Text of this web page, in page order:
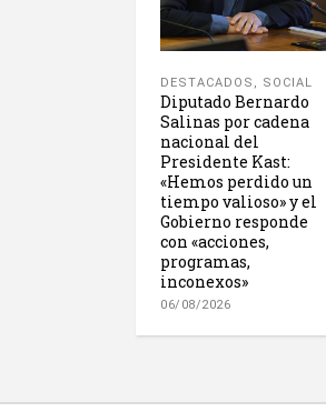
DESTACADOS , SOCIAL
Diputado Bernardo
Salinas por cadena
nacional del
Presidente Kast:
«Hemos perdido un
tiempo valioso» y el
Gobierno responde
con «acciones,
programas,
inconexos»
06/08/2026